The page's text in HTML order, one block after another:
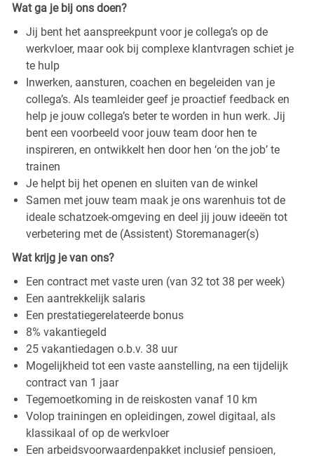
Wat ga je bij ons doen?
Jij bent het aanspreekpunt voor je collega’s op de
werkvloer, maar ook bij complexe klantvragen schiet je
te hulp
Inwerken, aansturen, coachen en begeleiden van je
collega’s. Als teamleider geef je proactief feedback en
help je jouw collega’s beter te worden in hun werk. Jij
bent een voorbeeld voor jouw team door hen te
inspireren, en ontwikkelt hen door hen ‘on the job’ te
trainen
Je helpt bij het openen en sluiten van de winkel
Samen met jouw team maak je ons warenhuis tot de
ideale schatzoek-omgeving en deel jij jouw ideeën tot
verbetering met de (Assistent) Storemanager(s)
Wat krijg je van ons?
Een contract met vaste uren (van 32 tot 38 per week)
Een aantrekkelijk salaris
Een prestatiegerelateerde bonus
8% vakantiegeld
25 vakantiedagen o.b.v. 38 uur
Mogelijkheid tot een vaste aanstelling, na een tijdelijk
contract van 1 jaar
Tegemoetkoming in de reiskosten vanaf 10 km
Volop trainingen en opleidingen, zowel digitaal, als
klassikaal of op de werkvloer
Een arbeidsvoorwaardenpakket inclusief pensioen,